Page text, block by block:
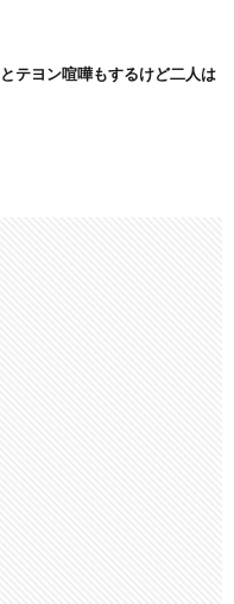
テヨン喧嘩もするけど二人は